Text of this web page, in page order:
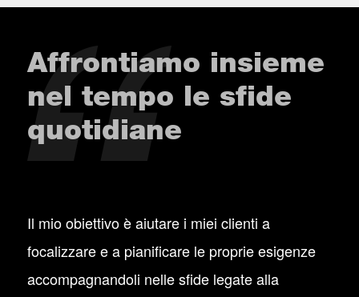
Affrontiamo insieme
nel tempo le sfide
quotidiane
Il mio obiettivo è aiutare i miei clienti a
focalizzare e a pianificare le proprie esigenze
accompagnandoli nelle sfide legate alla